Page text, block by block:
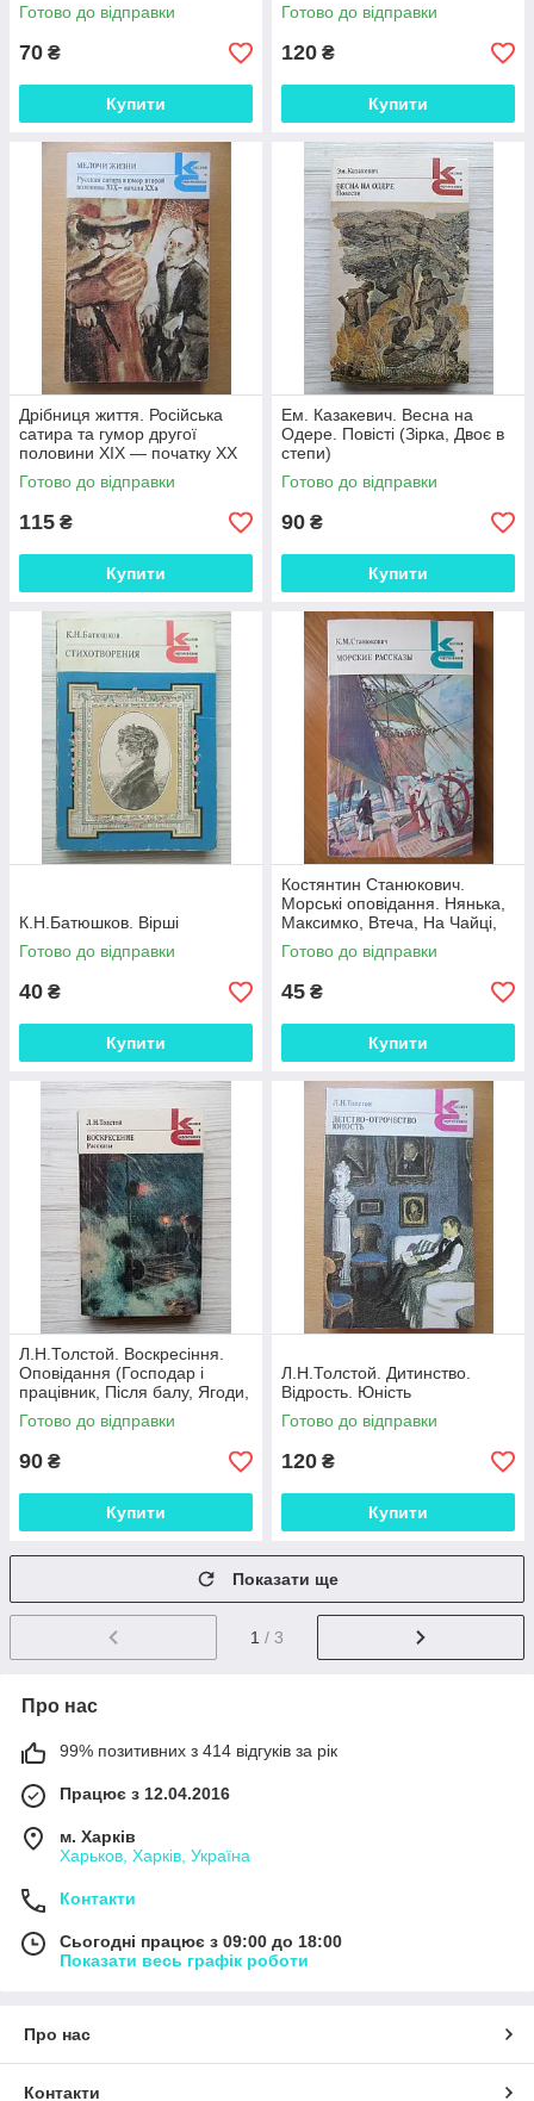
Готово до відправки
70 ₴
Купити
Готово до відправки
120 ₴
Купити
Дрібниця життя. Російська
сатира та гумор другої
половини XIX — початку XX
ст. Серія: Класики та
сучасники
Готово до відправки
115 ₴
Купити
Ем. Казакевич. Весна на
Одере. Повісті (Зірка, Двоє в
степи)
Готово до відправки
90 ₴
Купити
К.Н.Батюшков. Вірші
Готово до відправки
40 ₴
Купити
Костянтин Станюкович.
Морські оповідання. Нянька,
Максимко, Втеча, На Чайці,
пр.
Готово до відправки
45 ₴
Купити
Л.Н.Толстой. Воскресіння.
Оповідання (Господар і
працівник, Після балу, Ягоди,
Корній Васильєв)
Готово до відправки
90 ₴
Купити
Л.Н.Толстой. Дитинство.
Відрость. Юність
Готово до відправки
120 ₴
Купити
Показати ще
1 / 3
Про нас
99% позитивних з 414 відгуків за рік
Працює з 12.04.2016
м. Харків
Харьков, Харків, Україна
Контакти
Сьогодні працює з 09:00 до 18:00
Показати весь графік роботи
Про нас
Контакти